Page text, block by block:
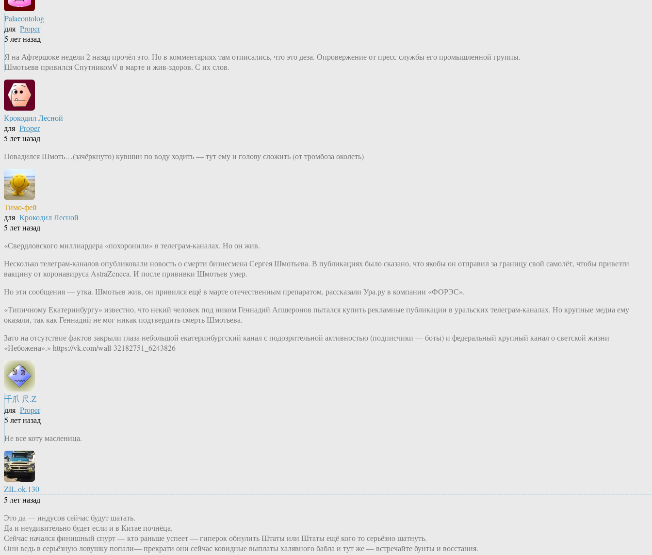
Palaeontolog
для Proper
5 лет назад
Я на Афтершоке недели 2 назад прочёл это. Но в комментариях там отписались, что это деза. Опровержение от пресс-службы его промышленной группы.
Шмотьевв привился СпутникомV в марте и жив-здоров. С их слов.
Крокодил Лесной
для Proper
5 лет назад
Повадился Шмоть…(зачёркнуто) кувшин по воду ходить — тут ему и голову сложить (от тромбоза околеть)
Тимо-фей
для Крокодил Лесной
5 лет назад
«Свердловского миллиардера «похоронили» в телеграм-каналах. Но он жив.
Несколько телеграм-каналов опубликовали новость о смерти бизнесмена Сергея Шмотьева. В публикациях было сказано, что якобы он отправил за границу свой самолёт, чтобы привезти
вакцину от коронавируса AstraZeneca. И после прививки Шмотьев умер.
Но эти сообщения — утка. Шмотьев жив, он привился ещё в марте отечественным препаратом, рассказали Ура.ру в компании «ФОРЭС».
«Типичному Екатеринбургу» известно, что некий человек под ником Геннадий Апшеронов пытался купить рекламные публикации в уральских телеграм-каналах. Но крупные медиа ему
оказали, так как Геннадий не мог никак подтвердить смерть Шмотьева.
Зато на отсутствие фактов закрыли глаза небольшой екатеринбургский канал с подозрительной активностью (подписчики — боты) и федеральный крупный канал о светской жизни
«Небожена».» https://vk.com/wall-32182751_6243826
千爪 尺.Z
для Proper
5 лет назад
Не все коту масленица.
ZIL.ok.130
5 лет назад
Это да — индусов сейчас будут шатать.
Да и неудивительно будет если и в Китае почнёца.
Сейчас начался финишный спурт — кто раньше успеет — гиперок обнулить Штаты или Штаты ещё кого то серьёзно шатнуть.
Они ведь в серьёзную ловушку попали— прекрати они сейчас ковидные выплаты халявного бабла и тут же — встречайте бунты и восстания.